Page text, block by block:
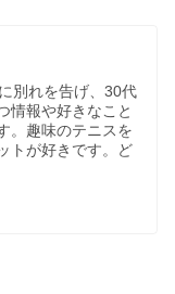
別れを告げ、30代
情報や好きなこと
。趣味のテニスを
トが好きです。ど